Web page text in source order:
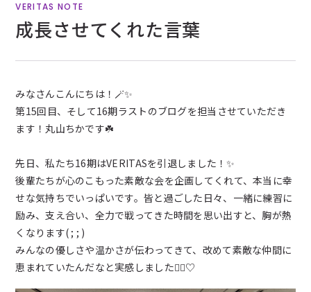
メンバー
フォトギャラリー
全米大会
新着情報
ブログ
お問い合わせ
VERITAS NOTE
成長させてくれた言葉
みなさんこんにちは！🪄✨
第15回目、そして16期ラストのブログを担当させていただき
ます！丸山ちかです☘️
先日、私たち16期はVERITASを引退しました！✨️
後輩たちが心のこもった素敵な会を企画してくれて、本当に幸
せな気持ちでいっぱいです。皆と過ごした日々、一緒に練習に
励み、支え合い、全力で戦ってきた時間を思い出すと、胸が熱
くなります( ; ; )
みんなの優しさや温かさが伝わってきて、改めて素敵な仲間に
恵まれていたんだなと実感しました🙂‍↕️♡